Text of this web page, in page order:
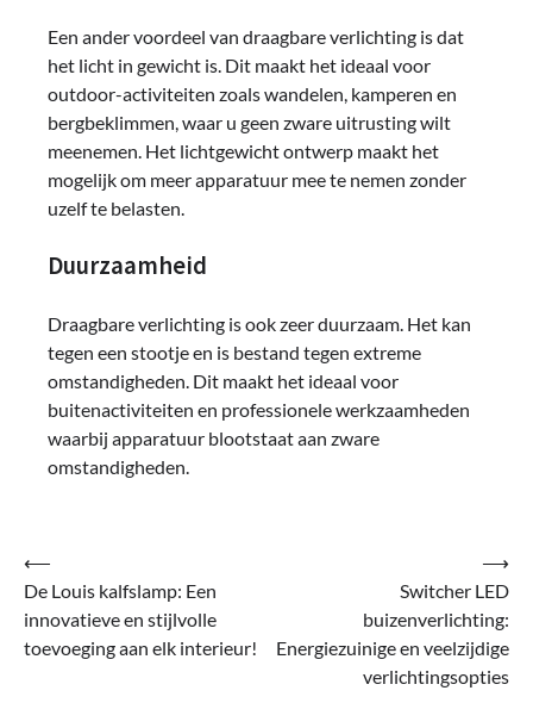
Een ander voordeel van draagbare verlichting is dat
het licht in gewicht is. Dit maakt het ideaal voor
outdoor-activiteiten zoals wandelen, kamperen en
bergbeklimmen, waar u geen zware uitrusting wilt
meenemen. Het lichtgewicht ontwerp maakt het
mogelijk om meer apparatuur mee te nemen zonder
uzelf te belasten.
Duurzaamheid
Draagbare verlichting is ook zeer duurzaam. Het kan
tegen een stootje en is bestand tegen extreme
omstandigheden. Dit maakt het ideaal voor
buitenactiviteiten en professionele werkzaamheden
waarbij apparatuur blootstaat aan zware
omstandigheden.
Bericht
navigatie
⟵
De Louis kalfslamp: Een
innovatieve en stijlvolle
toevoeging aan elk interieur!
Switcher LED
buizenverlichting:
Energiezuinige en veelzijdige
verlichtingsopties
⟶